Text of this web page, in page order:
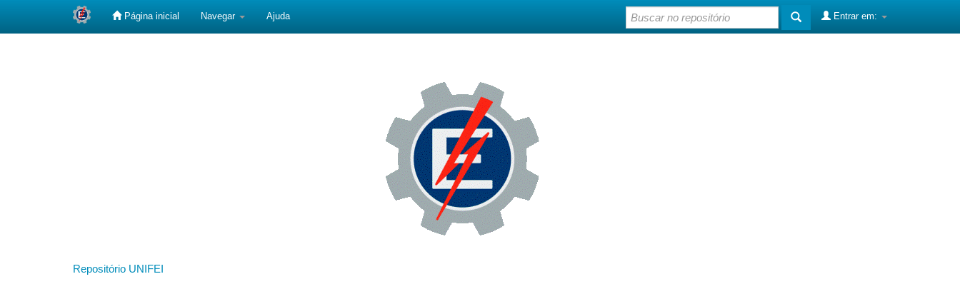
Página inicial Navegar Ajuda Entrar em:
Repositório UNIFEI